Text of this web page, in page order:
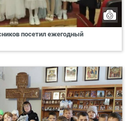
посетил ежегодный